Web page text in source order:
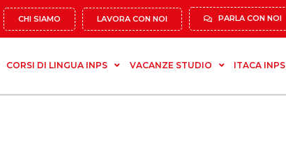
CHI SIAMO LAVORA CON NOI PARLA CON NOI
CORSI DI LINGUA INPS VACANZE STUDIO ITACA INPS